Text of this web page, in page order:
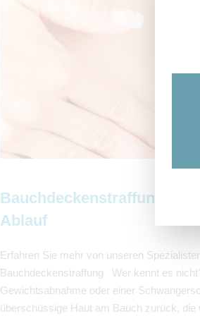
Bauchdeckenstraffung:
Ablauf
Erfahren Sie mehr von unseren
Bauchdeckenstraffung Wer kennt es
Gewichtsabnahme oder einer
überschüssige Haut am Bauch zurück, die